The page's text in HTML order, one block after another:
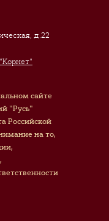
д.22
сайте
"Русь"
Российской
на то,